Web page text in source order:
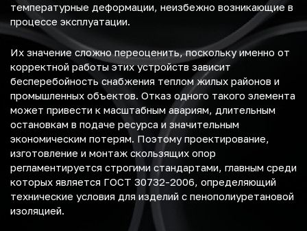
температурные деформации, неизбежно возникающие в
процессе эксплуатации.
Их значение сложно переоценить, поскольку именно от
корректной работы этих устройств зависит
бесперебойность снабжения теплом жилых районов и
промышленных объектов. Отказ одного такого элемента
может привести к масштабным авариям, длительным
остановкам в подаче ресурса и значительным
экономическим потерям. Поэтому проектирование,
изготовление и монтаж скользящих опор
регламентируется строгими стандартами, главным среди
которых является ГОСТ 30732-2006, определяющий
технические условия для изделий с пенополиуретановой
изоляцией.